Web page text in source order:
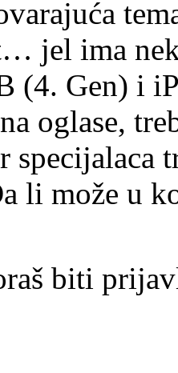
jel ima
(4. Gen) i
oglase,
li može u
biti